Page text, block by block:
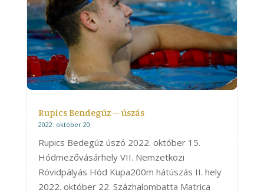
Rupics Bendegúz – úszás
2022. október 20.
Rupics Bedegúz úszó 2022. október 15.
Hódmezővásárhely VII. Nemzetközi
Rövidpályás Hód Kupa200m hátúszás II. hely
2022. október 22. Százhalombatta Matrica